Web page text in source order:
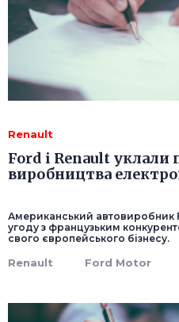
Renault
Ford і Renault уклали
виробництва
Американський автовиробник
угоду з французьким
свого європейського бізнесу.
Renault Ford Motor